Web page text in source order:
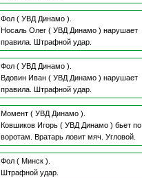
Фол ( УВД Динамо ).
Носаль Олег( УВД Динамо ) нарушает
правила.
Штрафной удар.
Фол ( УВД Динамо ).
Вдовин Иван( УВД Динамо ) нарушает
правила.
Штрафной удар.
Момент ( УВД Динамо ).
Ковшиков Игорь( УВД Динамо ) бьет по
воротам.
Вратарь ловит мяч. Угловой.
Фол ( Минск ).
Штрафной удар.